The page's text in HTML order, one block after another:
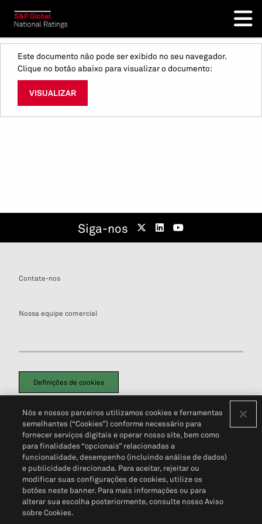
Este documento não pode ser exibido no seu navegador.
Clique no botão abaixo para visualizar o documento:
VISUALIZAR
Siga-nos
Contate-nos
Nossa equipe comercial
Definições de cookies
Política de PrivacidadePortal de privacidade do cliente (em inglês)
Não Venda Minhas Informações Pessoais© 2026 S&P Global
Nós e nossos parceiros utilizamos cookies e ferramentas
semelhantes (“Cookies”) conforme necessário para
fornecer serviços digitais e operar nosso site, bem como
para finalidades “opcionais” relacionadas a
funcionalidade, desempenho (incluindo análise de dados)
e publicidade direcionada. Para aceitar, rejeitar ou
modificar suas configurações de cookies, utilize os
botões neste banner. Para mais informações ou para
alterar sua escolha posteriormente, consulte nosso Aviso
sobre Cookies.